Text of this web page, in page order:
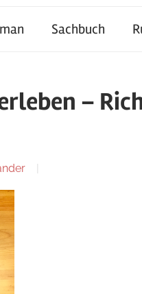
Sachbuch
–